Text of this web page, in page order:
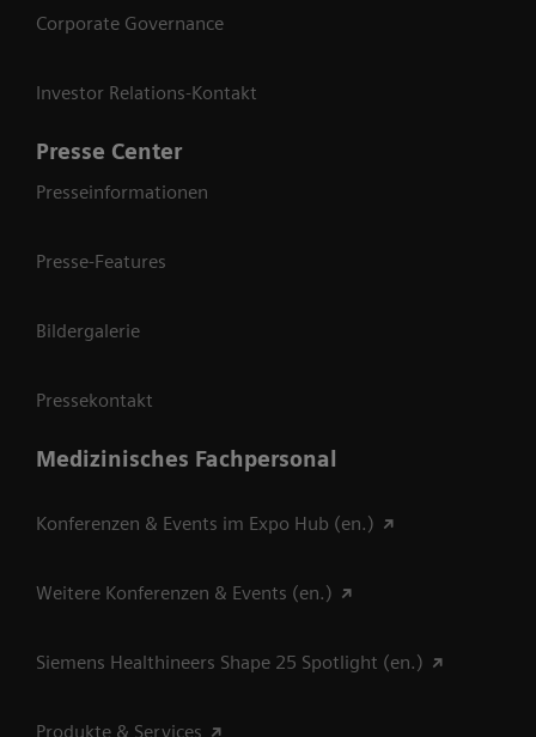
Corporate Governance
Investor Relations-Kontakt
Presse Center
Presseinformationen
Presse-Features
Bildergalerie
Pressekontakt
Medizinisches Fachpersonal
Konferenzen & Events im Expo Hub (en.)
Weitere Konferenzen & Events (en.)
Siemens Healthineers Shape 25 Spotlight (en.)
Produkte & Services